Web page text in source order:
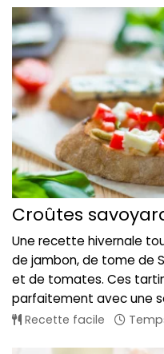
Croûtes
Une recette hivernale
de jambon, de tome de
et de tomates. Ces
parfaitement avec une
Recette facile